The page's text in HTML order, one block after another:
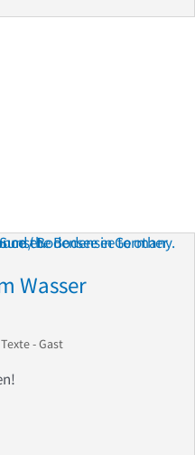
Wasser
Texte - Gast